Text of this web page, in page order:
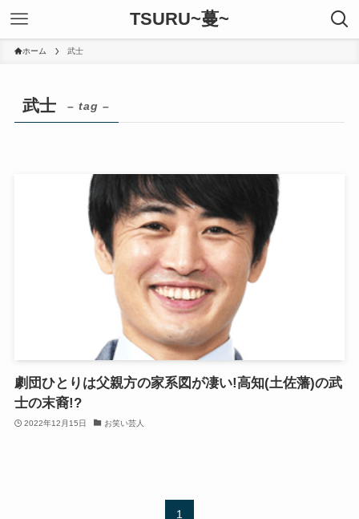
TSURU~蔓~
ホーム 武士
武士 – tag –
劇団ひとりは父親方の家系図が凄い!高知(土佐藩)の武
士の末裔!?
2022年12月15日 お笑い芸人
1